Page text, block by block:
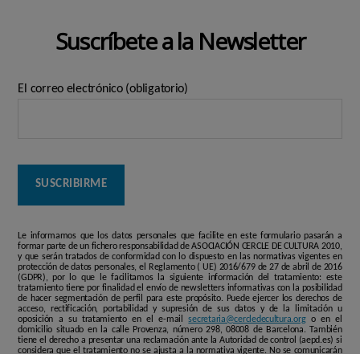
Suscríbete a la Newsletter
El correo electrónico (obligatorio)
Le informamos que los datos personales que facilite en este formulario pasarán a
formar parte de un fichero responsabilidad de ASOCIACIÓN CERCLE DE CULTURA 2010,
y que serán tratados de conformidad con lo dispuesto en las normativas vigentes en
protección de datos personales, el Reglamento ( UE) 2016/679 de 27 de abril de 2016
(GDPR), por lo que le facilitamos la siguiente información del tratamiento: este
tratamiento tiene por finalidad el envío de newsletters informativas con la posibilidad
de hacer segmentación de perfil para este propósito. Puede ejercer los derechos de
acceso, rectificación, portabilidad y supresión de sus datos y de la limitación u
oposición a su tratamiento en el e-mailsecretaria@cercledecultura.orgo en el
domicilio situado en la calle Provenza, número 298, 08008 de Barcelona. También
tiene el derecho a presentar una reclamación ante la Autoridad de control (aepd.es) si
considera que el tratamiento no se ajusta a la normativa vigente. No se comunicarán